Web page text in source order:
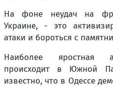
На фоне неудач на
Украине, - это
атаки и бороться с
Наиболее яростная
происходит в Южной
известно, что в Одессе